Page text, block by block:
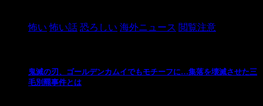
怖い 怖い話 恐ろしい 海外ニュース 閲覧注意
鬼滅の刃、ゴールデンカムイでもモチーフに…集落を壊滅させた三
毛別羆事件とは